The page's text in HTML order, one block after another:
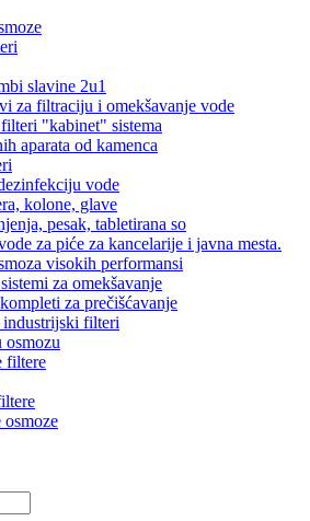
slavine 2u1
za filtraciju i omekšavanje vode
"kabinet" sistema
aparata od kamenca
vode
kolone, glave
pesak, tabletirana so
za piće za kancelarije i javna mesta.
visokih performansi
za omekšavanje
za prečišćavanje
industrijski filteri
osmozu
filtere
osmoze